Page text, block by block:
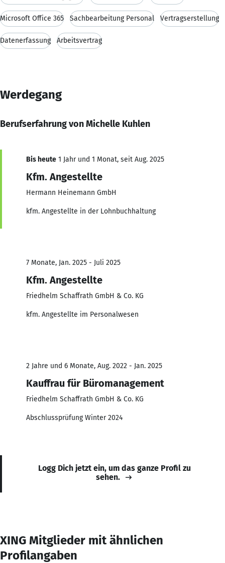
Microsoft Office 365 Sachbearbeitung Personal Vertragserstellung
Datenerfassung Arbeitsvertrag
Werdegang
Berufserfahrung von Michelle Kuhlen
Bis heute 1 Jahr und 1 Monat, seit Aug. 2025
Kfm. Angestellte
Hermann Heinemann GmbH
kfm. Angestellte in der Lohnbuchhaltung
7 Monate, Jan. 2025 - Juli 2025
Kfm. Angestellte
Friedhelm Schaffrath GmbH & Co. KG
kfm. Angestellte im Personalwesen
2 Jahre und 6 Monate, Aug. 2022 - Jan. 2025
Kauffrau für Büromanagement
Friedhelm Schaffrath GmbH & Co. KG
Abschlussprüfung Winter 2024
Logg Dich jetzt ein, um das ganze Profil zu
sehen.
XING Mitglieder mit ähnlichen
Profilangaben